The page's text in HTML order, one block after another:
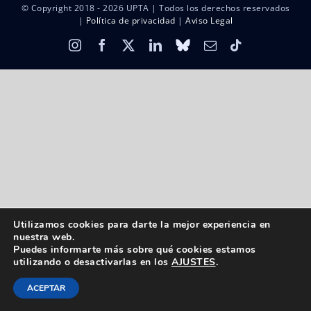
© Copyright 2018 - 2026 UPTA | Todos los derechos reservados
| Política de privacidad | Aviso Legal
InstagramFacebookLinkedIn
BlueskyCorreoTiktok
Utilizamos cookies para darte la mejor experiencia en
nuestra web.
Puedes informarte más sobre qué cookies estamos
utilizando o desactivarlas en los AJUSTES.
ACEPTAR